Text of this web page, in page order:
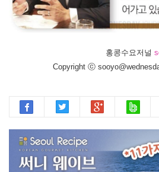
홍콩수요저널
Copyright ⓒ